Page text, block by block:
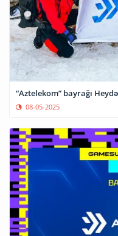
“Aztelekom” bayrağı
08-05-2025